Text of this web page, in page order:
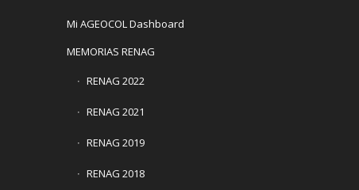
Mi AGEOCOL Dashboard
MEMORIAS RENAG
RENAG 2022
RENAG 2021
RENAG 2019
RENAG 2018